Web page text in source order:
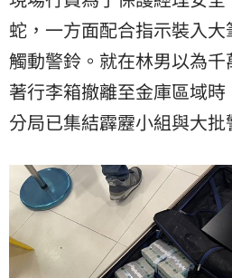
蛇，一方面配合指示裝入
觸動警鈴。就在林男以為
著行李箱撤離至金庫區域
分局已集結霹靂小組與大批